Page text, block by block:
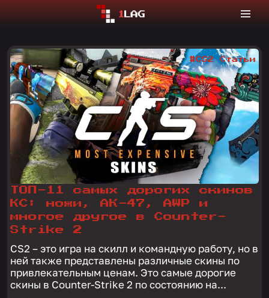
ТОП-11 самых дорогих скинов
КС: ножи, АК-47, AWP и
многое другое в Counter-
Strike 2
CS2 – это игра на скилл и командную работу, но в
ней также представлены различные скины по
привлекательным ценам. Это самые дорогие
скины в Counter-Strike 2 по состоянию на...
#CS2 Статьи